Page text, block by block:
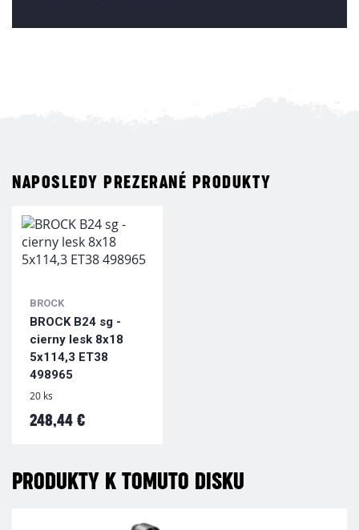
NAPOSLEDY PREZERANÉ PRODUKTY
BROCK
BROCK B24 sg -
cierny lesk 8x18
5x114,3 ET38
498965
20 ks
248,44 €
PRODUKTY K TOMUTO DISKU